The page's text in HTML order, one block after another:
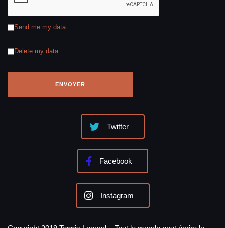
Send me my data
Delete my data
Twitter
Facebook
Instagram